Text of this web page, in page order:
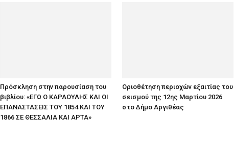
Πρόσκληση στην παρουσίαση του
βιβλίου: «ΕΓΩ Ο ΚΑΡΑΟΥΛΗΣ ΚΑΙ ΟΙ
ΕΠΑΝΑΣΤΑΣΕΙΣ ΤΟΥ 1854 ΚΑΙ ΤΟΥ
1866 ΣΕ ΘΕΣΣΑΛΙΑ ΚΑΙ ΑΡΤΑ»
Οριοθέτηση περιοχών εξαιτίας του
σεισμού της 12ης Μαρτίου 2026
στο Δήμο Αργιθέας